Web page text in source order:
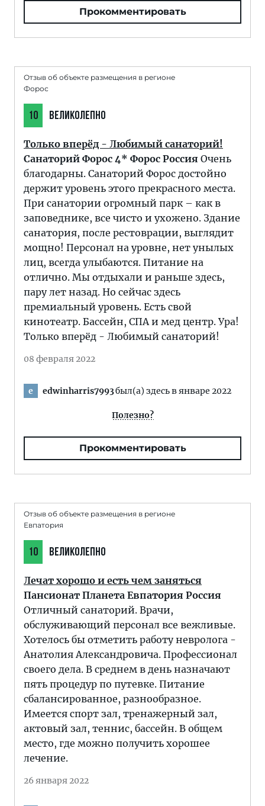
Прокомментировать
Отзыв об объекте размещения в регионе
Форос
10 ВЕЛИКОЛЕПНО
Только вперёд - Любимый санаторий!
Санаторий Форос 4* Форос Россия Очень
благодарны. Санаторий Форос достойно
держит уровень этого прекрасного места.
При санатории огромный парк – как в
заповеднике, все чисто и ухожено. Здание
санатория, после рестоврации, выглядит
мощно! Персонал на уровне, нет унылых
лиц, всегда улыбаются. Питание на
отлично. Мы отдыхали и раньше здесь,
пару лет назад. Но сейчас здесь
премиальный уровень. Есть свой
кинотеатр. Бассейн, СПА и мед центр. Ура!
Только вперёд - Любимый санаторий!
08 февраля 2022
e edwinharris7993был(а) здесь в январе 2022
Полезно?
Прокомментировать
Отзыв об объекте размещения в регионе
Евпатория
10 ВЕЛИКОЛЕПНО
Лечат хорошо и есть чем заняться
Пансионат Планета Евпатория Россия
Отличный санаторий. Врачи,
обслуживающий персонал все вежливые.
Хотелось бы отметить работу невролога -
Анатолия Александровича. Профессионал
своего дела. В среднем в день назначают
пять процедур по путевке. Питание
сбалансированное, разнообразное.
Имеется спорт зал, тренажерный зал,
актовый зал, теннис, бассейн. В общем
место, где можно получить хорошее
лечение.
26 января 2022